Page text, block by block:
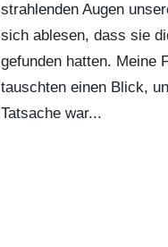
strahlenden Augen
sich ablesen, dass sie
gefunden hatten. Meine
tauschten einen Blick,
Tatsache war...